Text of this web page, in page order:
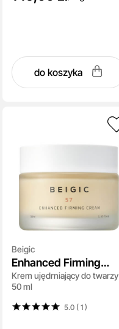
do koszyka
Beigic
Enhanced Firming
Cream
Krem ​​ujędrniający do twarzy
50 ml
5.0 ( 1)